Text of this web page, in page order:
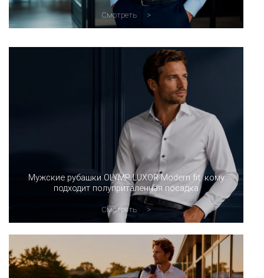
Смотреть
Мужские рубашки OLYMP LUXOR Modern fit: кому
подходит полуприталенная посадка
Смотреть